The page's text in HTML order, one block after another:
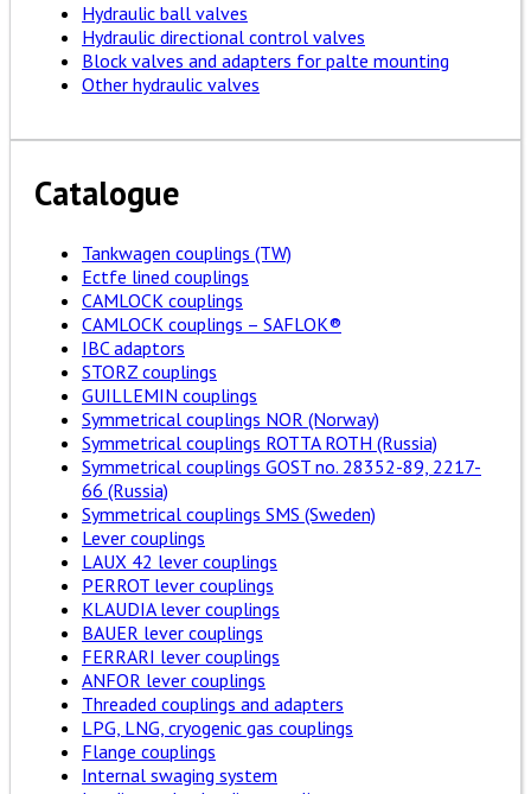
Hydraulic ball valves
Hydraulic directional control valves
Block valves and adapters for palte mounting
Other hydraulic valves
Catalogue
Tankwagen couplings (TW)
Ectfe lined couplings
CAMLOCK couplings
CAMLOCK couplings – SAFLOK®
IBC adaptors
STORZ couplings
GUILLEMIN couplings
Symmetrical couplings NOR (Norway)
Symmetrical couplings ROTTA ROTH (Russia)
Symmetrical couplings GOST no. 28352-89, 2217-
66 (Russia)
Symmetrical couplings SMS (Sweden)
Lever couplings
LAUX 42 lever couplings
PERROT lever couplings
KLAUDIA lever couplings
BAUER lever couplings
FERRARI lever couplings
ANFOR lever couplings
Threaded couplings and adapters
LPG, LNG, cryogenic gas couplings
Flange couplings
Internal swaging system